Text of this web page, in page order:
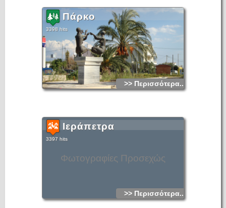
Πάρκο
3398 hits
>> Περισσότερα...
Φωτογραφίες Προσεχώς
Ιεράπετρα
3397 hits
>> Περισσότερα...